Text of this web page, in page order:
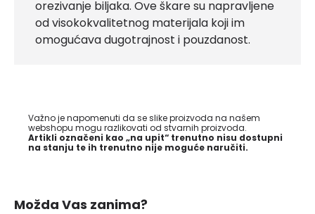
orezivanje biljaka. Ove škare su napravljene
od visokokvalitetnog materijala koji im
omogućava dugotrajnost i pouzdanost.
Važno je napomenuti da se slike proizvoda na našem
webshopu mogu razlikovati od stvarnih proizvoda.
Artikli označeni kao „na upit“ trenutno nisu dostupni
na stanju te ih trenutno nije moguće naručiti.
Možda Vas zanima?